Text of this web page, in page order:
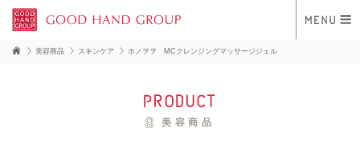
美容商品 スキンケア ホノヲヲ MCクレンジングマッサージジェル
product
美容商品